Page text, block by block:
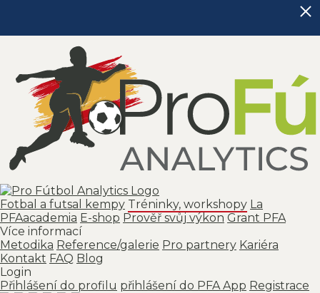
Fotbal a futsal kempy Tréninky, workshopy La
PFAacademia E-shop Prověř svůj výkon Grant PFA
Více informací
Metodika Reference/galerie Pro partnery Kariéra
Kontakt FAQ Blog
Login
Přihlášení do profilu přihlášení do PFA App Registrace